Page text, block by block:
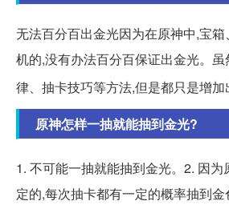
无法百分百出金光因为在原神中,宝
机的,没有办法百分百保证出金光。
律、抽卡技巧等方法,但是都只是增加
原神怎样一抽就能抽到金光?
1. 不可能一抽就能抽到金光。2. 因
定的,每次抽卡都有一定的概率抽到